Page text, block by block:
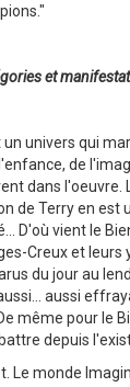
et
univers qui
de
dans l'oeuvre.
de Terry en est
D'où vient le
Creux et leurs
du jour au
aussi
même pour le
depuis
Le monde